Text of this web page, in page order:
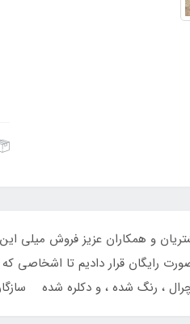
با 90 درصد موها . صاف کننده موهای ضخیم ، حساس و نازک همراه با براقیت و